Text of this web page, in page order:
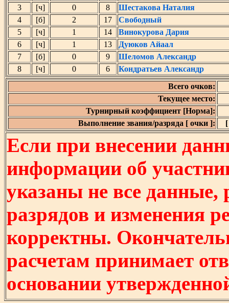
3
[ч] 0 8
Шестакова Наталия
4
[б] 2 17
Свободный
5
[ч] 1 14
Винокурова Дария
6
[ч] 1 13
Дуюков Айаал
7
[б] 0 9
Шеломов Александр
8
[ч] 0 6
Кондратьев Александр
Всего очков:
Текущее место:
Турнирный коэффициент [Норма]:
Выполнение звания/разряда [ очки ]:
Если при внесении
информации об
указаны не все
разрядов и изменения
корректны.
расчетам принимает
основании